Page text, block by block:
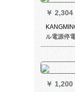
す。
￥ 2,304
ル電源停
ンプの露
ンバータ
備は1700
￥ 1,200